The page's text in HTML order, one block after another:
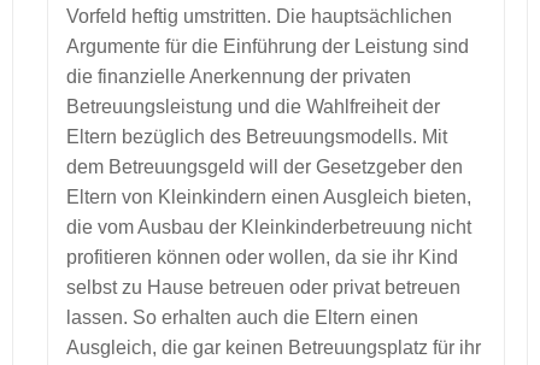
Vorfeld heftig umstritten. Die hauptsächlichen
Argumente für die Einführung der Leistung sind
die finanzielle Anerkennung der privaten
Betreuungsleistung und die Wahlfreiheit der
Eltern bezüglich des Betreuungsmodells. Mit
dem Betreuungsgeld will der Gesetzgeber den
Eltern von Kleinkindern einen Ausgleich bieten,
die vom Ausbau der Kleinkinderbetreuung nicht
profitieren können oder wollen, da sie ihr Kind
selbst zu Hause betreuen oder privat betreuen
lassen. So erhalten auch die Eltern einen
Ausgleich, die gar keinen Betreuungsplatz für ihr